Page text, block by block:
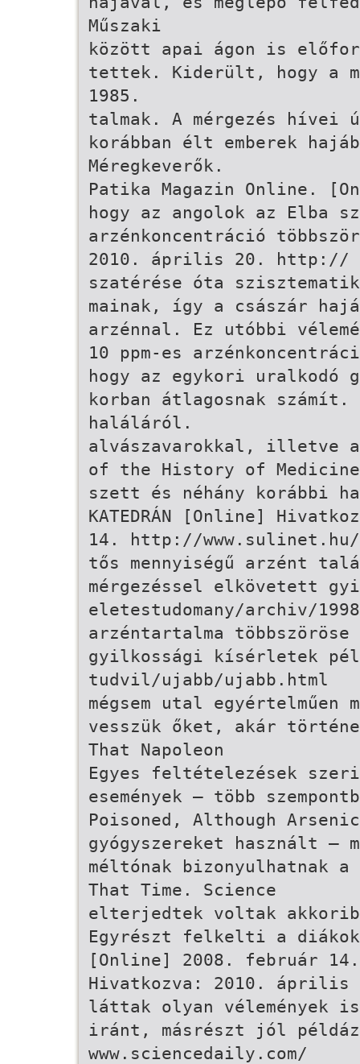
Műszaki
között apai ágon is
tettek. Kiderült, hogy a
1985.
talmak. A mérgezés hívei
korábban élt emberek
Méregkeverők.
Patika Magazin Online.
hogy az angolok az Elba
arzénkoncentráció
2010. április 20. http://
szatérése óta
mainak, így a császár
arzénnal. Ez utóbbi
10 ppm-es
hogy az egykori uralkodó
korban átlagosnak
haláláról.
alvászavarokkal, illetve
of the History of
szett és néhány korábbi
KATEDRÁN [Online]
14. http://www.sulinet.hu/
tős mennyiségű arzént
mérgezéssel elkövetett
eletestudomany/archiv/
arzéntartalma
gyilkossági kísérletek
tudvil/ujabb/ujabb.html
mégsem utal
vesszük őket, akár
That Napoleon
Egyes feltételezések
események – több
Poisoned, Although Arsenic
gyógyszereket használt –
méltónak bizonyulhatnak
That Time. Science
elterjedtek voltak
Egyrészt felkelti a
[Online] 2008. február 14.
Hivatkozva: 2010.
láttak olyan vélemények
iránt, másrészt jól
www.sciencedaily.com/